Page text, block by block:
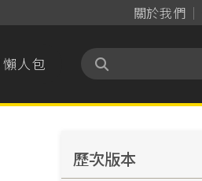
關於我們
懶人包
歷次版本